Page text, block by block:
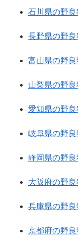
石川県の野
長野県の野
富山県の野
山梨県の野
愛知県の野
岐阜県の野
静岡県の野
大阪府の野
兵庫県の野
京都府の野